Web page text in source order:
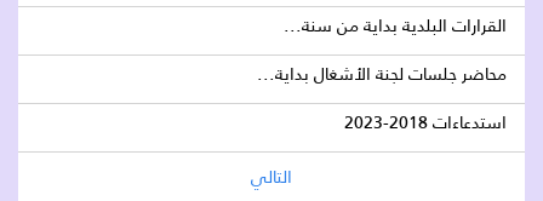
القرارات البلدية بداية من سنة...
محاضر جلسات لجنة الأشغال بداية...
استدعاءات 2018-2023
التالي